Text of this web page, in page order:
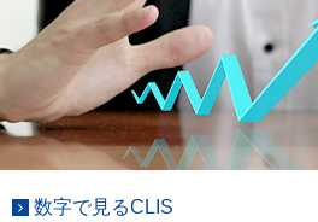
数字で見るCLIS